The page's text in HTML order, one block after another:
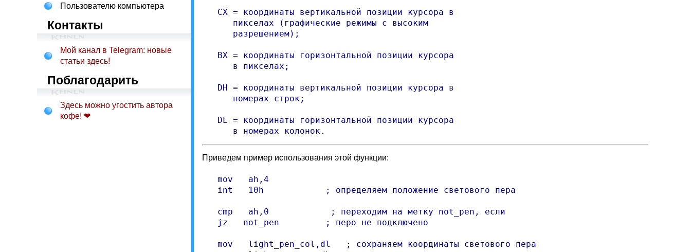
Пользователю компьютера
Контакты
Мой канал в Telegram: новые
статьи здесь!
Поблагодарить
Здесь можно угостить автора
кофе! ❤
   CX = координаты вертикальной позиции курсора в
      пикселах (графические режимы с высоким
      разрешением);
   BX = координаты горизонтальной позиции курсора
      в пикселах;
   DH = координаты вертикальной позиции курсора в
      номерах строк;
   DL = координаты горизонтальной позиции курсора
      в номерах колонок.
Приведем пример использования этой функции:
   mov   ah,4
   int   10h            ; определяем положение светового пера
   cmp   ah,0            ; переходим на метку not_pen, если
   jz   not_pen         ; перо не подключено
   mov   light_pen_col,dl   ; сохраняем координаты светового пера